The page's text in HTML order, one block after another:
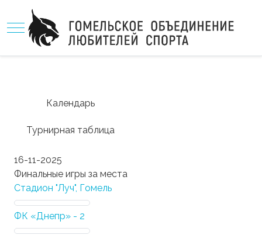
Mobile Menu Toggle
Календарь
Турнирная таблица
16-11-2025
Финальные игры за места
Стадион "Луч", Гомель
ФК «Днепр» - 2